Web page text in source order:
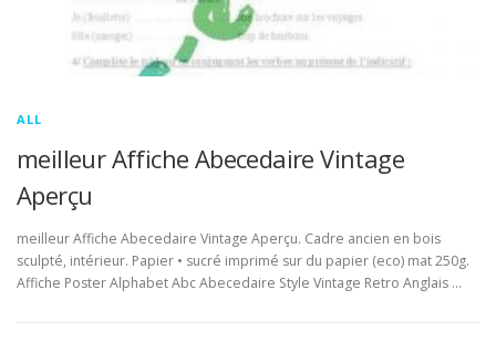
ALL
meilleur Affiche Abecedaire Vintage
Aperçu
meilleur Affiche Abecedaire Vintage Aperçu. Cadre ancien en bois
sculpté, intérieur. Papier • sucré imprimé sur du papier (eco) mat 250g.
Affiche Poster Alphabet Abc Abecedaire Style Vintage Retro Anglais …